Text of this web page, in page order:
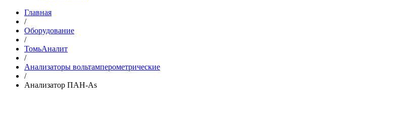
Главная
/
Оборудование
/
ТомьАналит
/
Анализаторы вольтамперометрические
/
Анализатор ПАН-As